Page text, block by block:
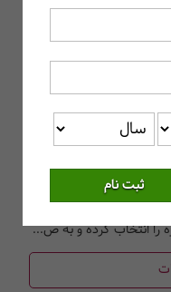
است. تمامی
حساب­‌ها، صورت‌های
را انتخاب کرده و به ص...